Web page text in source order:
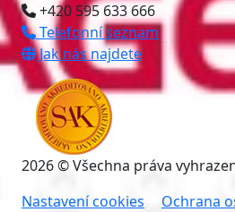
+420 595 633 666
Telefonní seznam
Jak nás najdete
2026 © Všechna práva
Nastavení cookies
Ochrana